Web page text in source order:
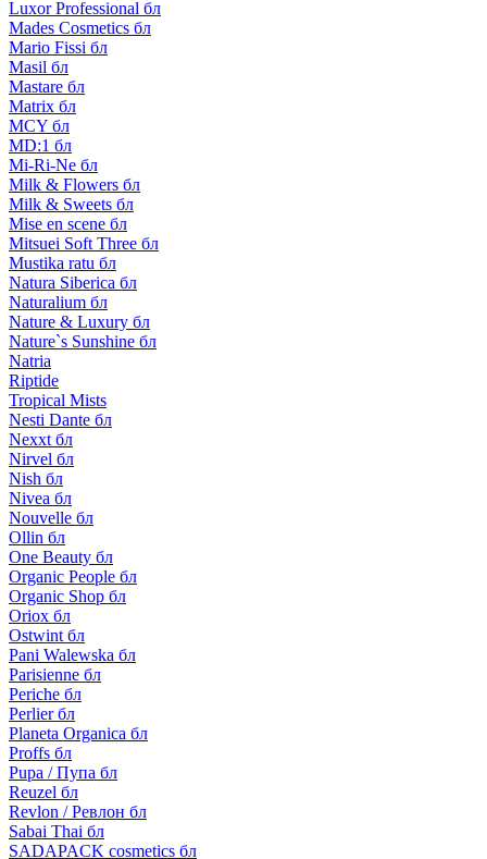
Luxor Professional бл
Mades Cosmetics бл
Mario Fissi бл
Masil бл
Mastare бл
Matrix бл
MCY бл
MD:1 бл
Mi-Ri-Ne бл
Milk & Flowers бл
Milk & Sweets бл
Mise en scene бл
Mitsuei Soft Three бл
Mustika ratu бл
Natura Siberica бл
Naturalium бл
Nature & Luxury бл
Nature`s Sunshine бл
Natria
Riptide
Tropical Mists
Nesti Dante бл
Nexxt бл
Nirvel бл
Nish бл
Nivea бл
Nouvelle бл
Ollin бл
One Beauty бл
Organic People бл
Organic Shop бл
Oriox бл
Ostwint бл
Pani Walewska бл
Parisienne бл
Periche бл
Perlier бл
Planeta Organica бл
Proffs бл
Pupa / Пупа бл
Reuzel бл
Revlon / Ревлон бл
Sabai Thai бл
SADAPACK cosmetics бл